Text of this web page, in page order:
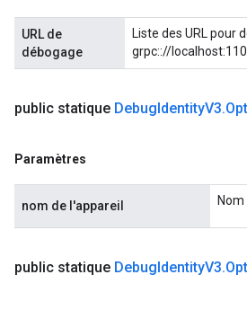
URL de
débogage
Liste des URL
grpc:://
public statique DebugIdentityV3.
Paramètres
nom de l'appareil
public statique DebugIdentityV3.